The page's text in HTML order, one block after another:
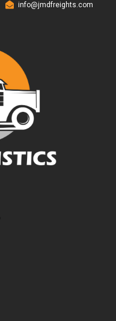
info@jmdfreights.com